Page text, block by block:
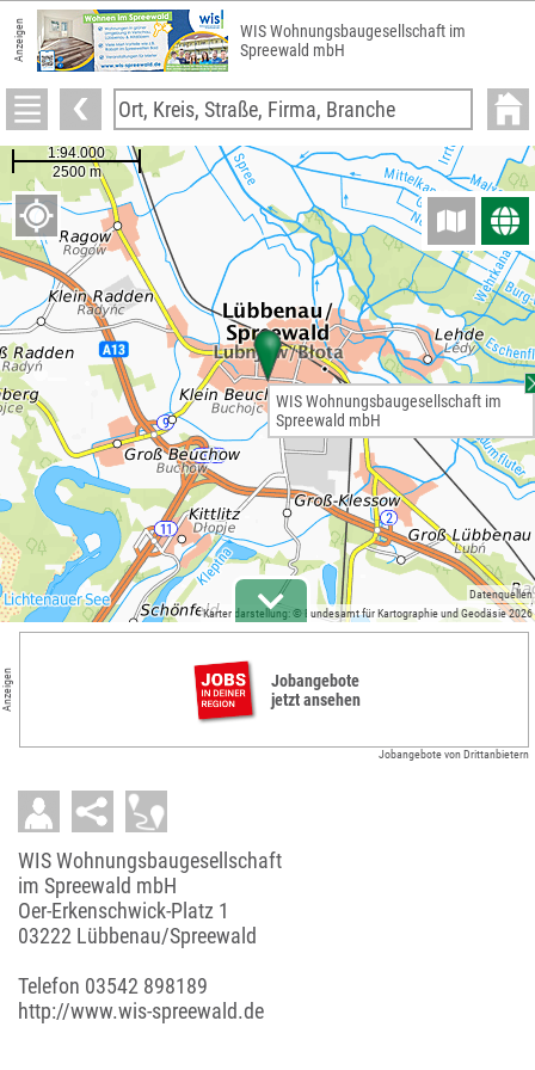
Anzeigen
WIS Wohnungsbaugesellschaft im
Spreewald mbH
Kartendarstellung: © Bundesamt für Kartographie und Geodäsie 2026
Datenquellen
WIS Wohnungsbaugesellschaft im
Spreewald mbH
Anzeigen
Jobangebote
jetzt ansehen
Jobangebote von Drittanbietern
WIS Wohnungsbaugesellschaft
im Spreewald mbH
Oer-Erkenschwick-Platz 1
03222 Lübbenau/Spreewald
Telefon 03542 898189
http://www.wis-spreewald.de